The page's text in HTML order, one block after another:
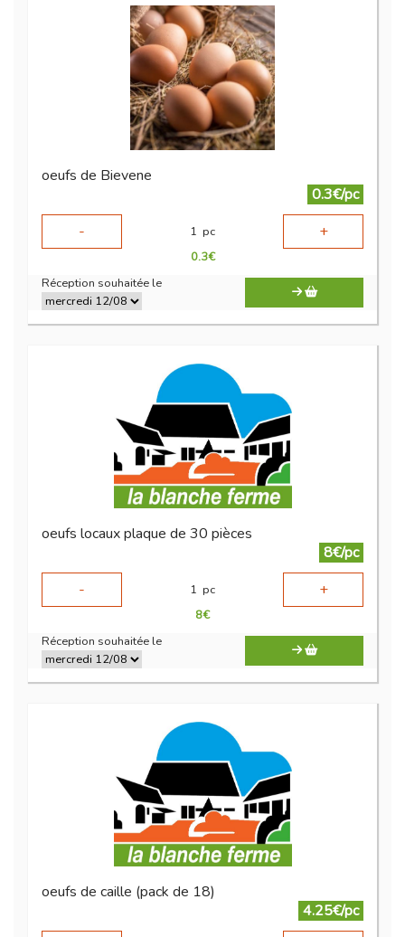
oeufs de Bievene
0.3€/pc
-
1 pc +
0.3€
Réception souhaitée le
oeufs locaux plaque de 30 pièces
8€/pc
-
1 pc +
8€
Réception souhaitée le
oeufs de caille (pack de 18)
4.25€/pc